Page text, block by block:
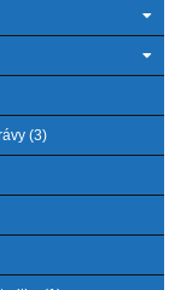
(3)